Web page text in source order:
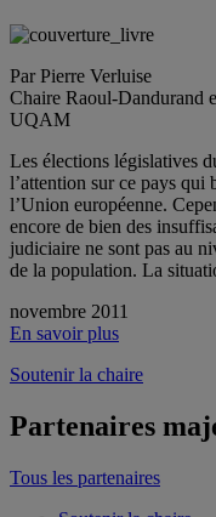
Par Pierre Verluise
Chaire Raoul-Dandurand
UQAM
Les élections législatives
l’attention sur ce pays qui
l’Union européenne.
encore de bien des
judiciaire ne sont pas au
de la population. La
novembre 2011
En savoir plus
Soutenir la chaire
Partenaires
Tous les partenaires